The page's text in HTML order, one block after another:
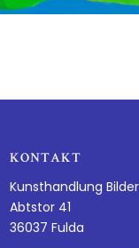
KONTAKT
Kunsthandlung
Abtstor 41
36037 Fulda